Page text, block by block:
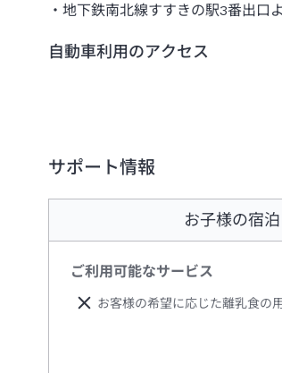
地下鉄南北線すすきの駅3番出口
自動車利用のアクセス
サポート情報
お子様の宿泊
ご利用可能なサービス
お客様の希望に応じた離乳食の